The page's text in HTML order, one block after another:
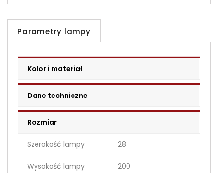
Parametry lampy
Kolor i materiał
Dane techniczne
Rozmiar
Szerokość lampy 28
Wysokość lampy 200